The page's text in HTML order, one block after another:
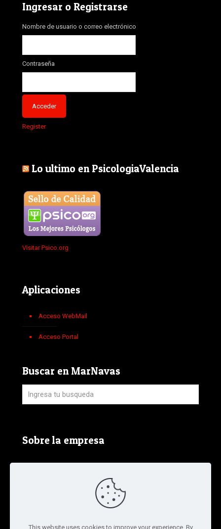
Ingresar o Registrarse
Nombre de usuario o correo electrónico
Contraseña
Register
Lo ultimo en PsicologiaValencia
Visitar Psico.org
Aplicaciones
Acceso WebMail
Acceso Portal
Buscar en MarNavas
Sobre la empresa
Términos y condiciones de la tienda
This website uses cookies to improve your experience. By